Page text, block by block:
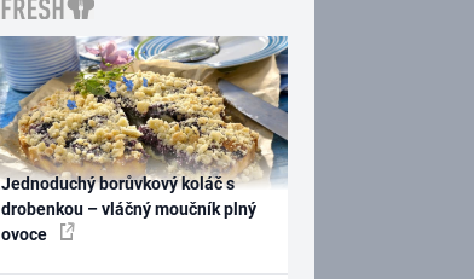
Jednoduchý borůvkový koláč s
drobenkou – vláčný moučník plný
ovoce